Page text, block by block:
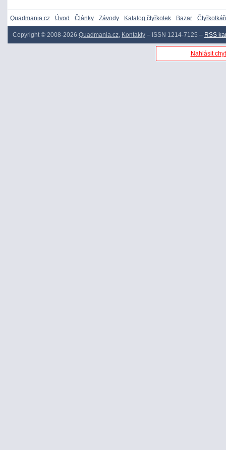
Quadmania.cz Úvod Články Závody Katalog čtyřkolek Bazar Čtyřkolkáři
Copyright © 2008-2026 Quadmania.cz, Kontakty – ISSN 1214-7125 – RSS
Nahlásit